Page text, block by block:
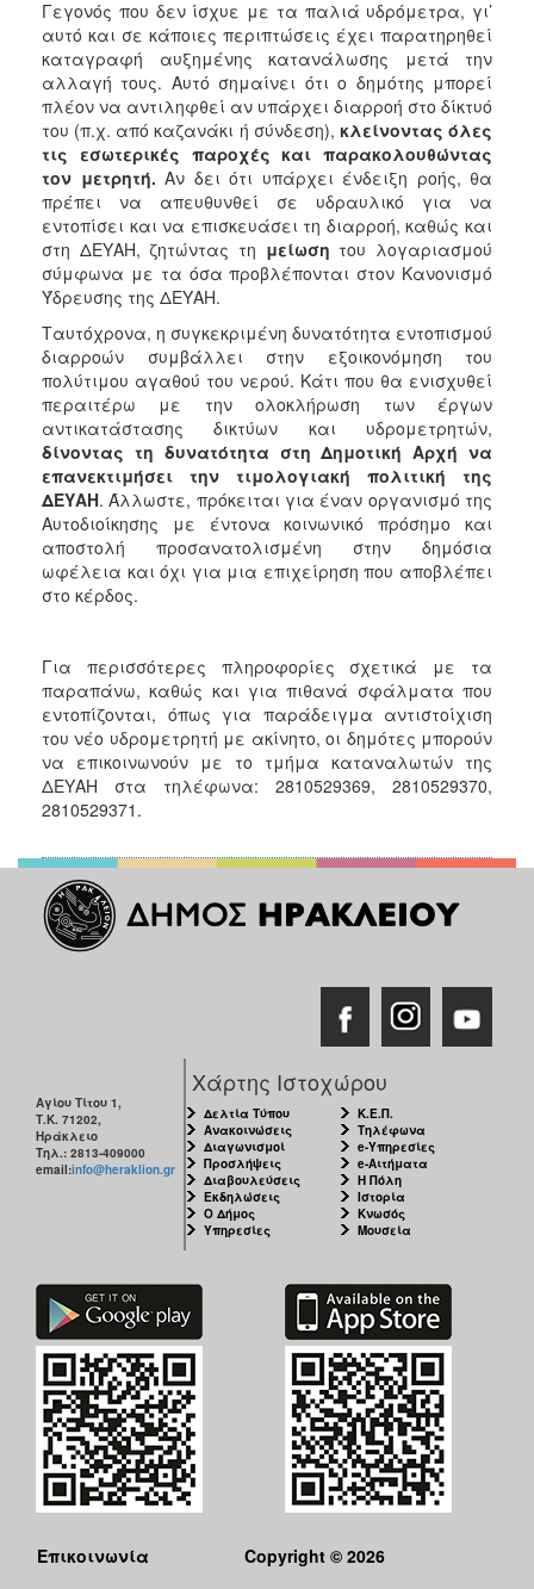
Γεγονός που δεν ίσχυε με τα παλιά υδρόμετρα, γι’
αυτό και σε κάποιες περιπτώσεις έχει παρατηρηθεί
καταγραφή αυξημένης κατανάλωσης μετά την
αλλαγή τους. Αυτό σημαίνει ότι ο δημότης μπορεί
πλέον να αντιληφθεί αν υπάρχει διαρροή στο δίκτυό
του (π.χ. από καζανάκι ή σύνδεση), κλείνοντας όλες
τις εσωτερικές παροχές και παρακολουθώντας
τον μετρητή. Αν δει ότι υπάρχει ένδειξη ροής, θα
πρέπει να απευθυνθεί σε υδραυλικό για να
εντοπίσει και να επισκευάσει τη διαρροή, καθώς και
στη ΔΕΥΑΗ, ζητώντας τη μείωση του λογαριασμού
σύμφωνα με τα όσα προβλέπονται στον Κανονισμό
Ύδρευσης της ΔΕΥΑΗ.
Ταυτόχρονα, η συγκεκριμένη δυνατότητα εντοπισμού
διαρροών συμβάλλει στην εξοικονόμηση του
πολύτιμου αγαθού του νερού. Κάτι που θα ενισχυθεί
περαιτέρω με την ολοκλήρωση των έργων
αντικατάστασης δικτύων και υδρομετρητών,
δίνοντας τη δυνατότητα στη Δημοτική Αρχή να
επανεκτιμήσει την τιμολογιακή πολιτική της
ΔΕΥΑΗ. Άλλωστε, πρόκειται για έναν οργανισμό της
Αυτοδιοίκησης με έντονα κοινωνικό πρόσημο και
αποστολή προσανατολισμένη στην δημόσια
ωφέλεια και όχι για μια επιχείρηση που αποβλέπει
στο κέρδος.
Για περισσότερες πληροφορίες σχετικά με τα
παραπάνω, καθώς και για πιθανά σφάλματα που
εντοπίζονται, όπως για παράδειγμα αντιστοίχιση
του νέο υδρομετρητή με ακίνητο, οι δημότες μπορούν
να επικοινωνούν με το τμήμα καταναλωτών της
ΔΕΥΑΗ στα τηλέφωνα: 2810529369, 2810529370,
2810529371.
Αγίου Τίτου 1,
Τ.Κ. 71202,
Ηράκλειο
Τηλ.: 2813-409000
email:info@heraklion.gr
Χάρτης Ιστοχώρου
Δελτία Τύπου
Ανακοινώσεις
Διαγωνισμοί
Προσλήψεις
Διαβουλεύσεις
Εκδηλώσεις
Ο Δήμος
Υπηρεσίες
Κ.Ε.Π.
Τηλέφωνα
e-Υπηρεσίες
e-Αιτήματα
Η Πόλη
Ιστορία
Κνωσός
Μουσεία
Επικοινωνία Copyright © 2026